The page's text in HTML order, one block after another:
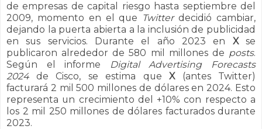
de empresas de capital riesgo hasta septiembre del
2009, momento en el que Twitterdecidió cambiar,
dejando la puerta abierta a la inclusión de publicidad
en sus servicios.
Durante el año 2023 en Xse
publicaron alrededor de 580 mil millones de posts.
Según el informe
Digital Advertising Forecasts
2024de Cisco, se estima que X(antes Twitter)
facturará 2 mil 500 millones de dólares en 2024. Esto
representa un crecimiento del +10% con respecto a
los 2 mil 250 millones de dólares facturados durante
2023.